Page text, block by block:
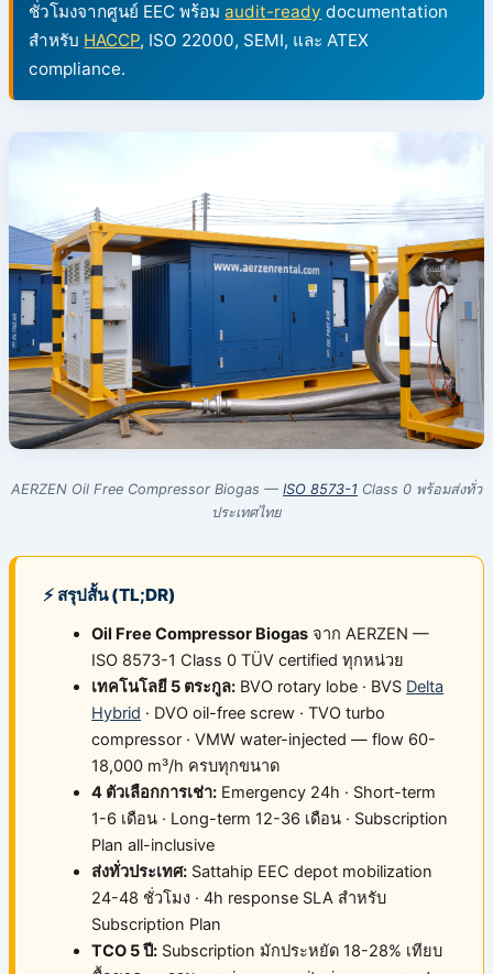
ชั่วโมงจากศูนย์ EEC พร้อมaudit-ready documentation
สำหรับ HACCP, ISO 22000, SEMI, และ ATEX
compliance.
AERZEN Oil Free Compressor Biogas — ISO 8573-1 Class 0 พร้อมส่งทั่ว
ประเทศไทย
⚡ สรุปสั้น (TL;DR)
Oil Free Compressor Biogas จาก AERZEN —
ISO 8573-1 Class 0 TÜV certified ทุกหน่วย
เทคโนโลยี 5 ตระกูล: BVO rotary lobe · BVS Delta
Hybrid · DVO oil-free screw · TVO turbo
compressor · VMW water-injected — flow 60-
18,000 m³/h ครบทุกขนาด
4 ตัวเลือกการเช่า: Emergency 24h · Short-term
1-6 เดือน · Long-term 12-36 เดือน · Subscription
Plan all-inclusive
ส่งทั่วประเทศ: Sattahip EEC depot mobilization
24-48 ชั่วโมง · 4h response SLA สำหรับ
Subscription Plan
TCO 5 ปี: Subscription มักประหยัด 18-28% เทียบ